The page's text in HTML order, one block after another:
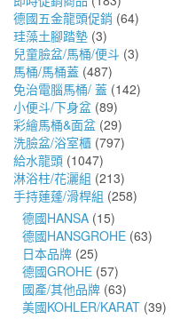
德國五金龍頭促銷 (64)
珪藻土腳踏墊 (3)
兒童臉盆/馬桶/便斗 (3)
馬桶/馬桶蓋 (487)
免治電腦馬桶/ 蓋 (142)
小便斗/下身盆 (89)
彩繪馬桶&面盆 (29)
洗臉盆/浴室櫃 (797)
給水龍頭 (1047)
淋浴柱/花灑組 (213)
手持蓮蓬/滑桿組 (258)
德國HANSA (15)
德國HANSGROHE (63)
日本品牌 (25)
德國GROHE (57)
國產/其他品牌 (63)
美國KOHLER/KARAT (39)